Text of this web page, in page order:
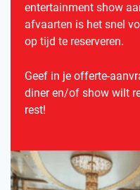
entertainment show
afvaarten is het snel
op tijd te reserveren.
Geef in je offerte-
diner en/of show wilt
rest!